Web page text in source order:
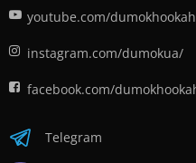
youtube.com/dumokhookah
instagram.com/dumokua/
facebook.com/
Telegram